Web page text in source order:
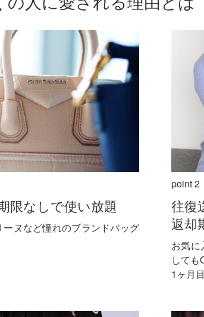
限なしで使い放題
ヌなど憧れのブランドバッグ
point 2
往復
返却
お気に
しても
1ヶ月